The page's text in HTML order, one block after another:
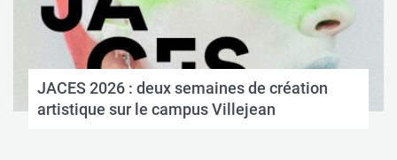
JACES 2026 : deux semaines de création
artistique sur le campus Villejean